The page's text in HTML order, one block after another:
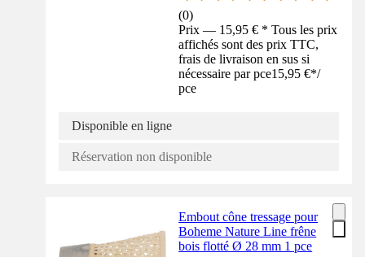
(0)
Prix — 15,95 € * Tous les prix
affichés sont des prix TTC,
frais de livraison en sus si
nécessaire par pce15,95 €*/
pce
Disponible en ligne
Réservation non disponible
Embout cône tressage pour
Boheme Nature Line frêne
bois flotté Ø 28 mm 1 pce